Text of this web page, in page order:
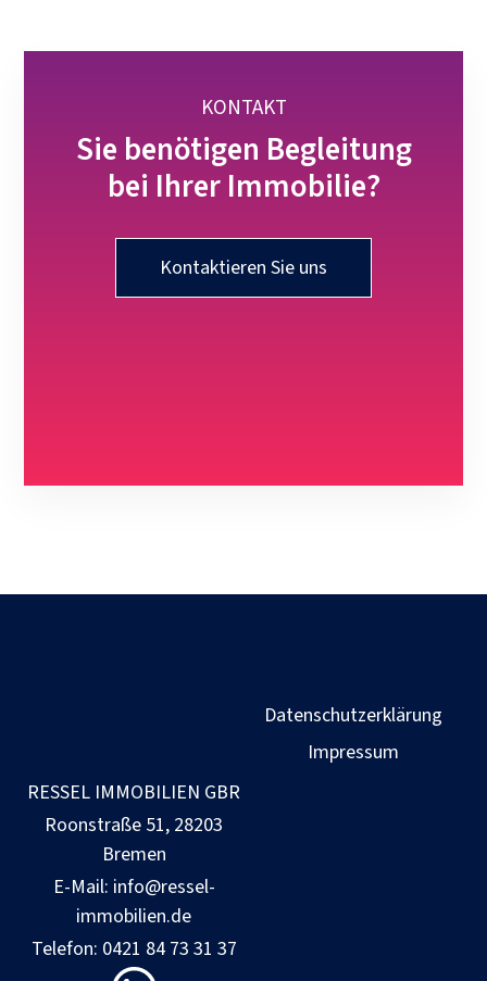
KONTAKT
Sie benötigen Begleitung
bei Ihrer Immobilie?
Kontaktieren Sie uns
RESSEL IMMOBILIEN GBR
Roonstraße 51, 28203
Bremen
E-Mail: info@ressel-
immobilien.de
Telefon: 0421 84 73 31 37
Datenschutzerklärung
Impressum